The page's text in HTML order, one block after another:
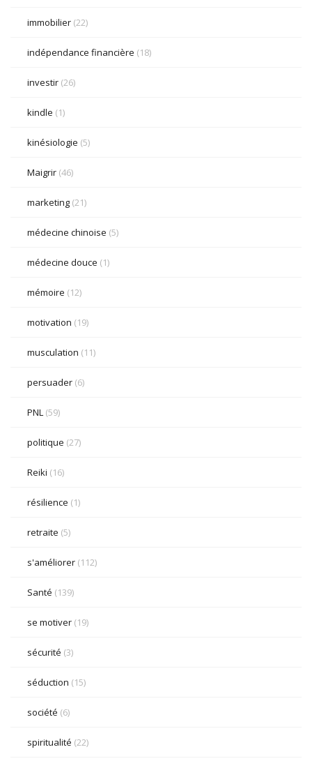
immobilier (22)
indépendance financière (18)
investir (26)
kindle (1)
kinésiologie (5)
Maigrir (46)
marketing (21)
médecine chinoise (5)
médecine douce (1)
mémoire (12)
motivation (19)
musculation (11)
persuader (6)
PNL (59)
politique (27)
Reiki (16)
résilience (1)
retraite (5)
s'améliorer (112)
Santé (139)
se motiver (19)
sécurité (3)
séduction (15)
société (6)
spiritualité (22)